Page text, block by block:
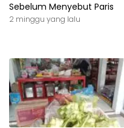
Sebelum Menyebut Paris
2 minggu yang lalu